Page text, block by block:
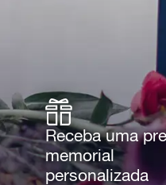
Receba uma
memorial
personalizada